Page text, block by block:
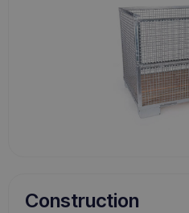
Construction